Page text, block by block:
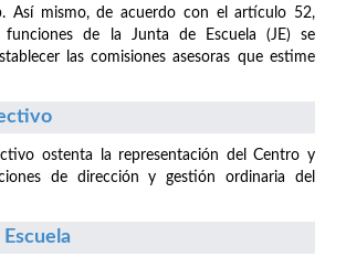
Así mismo, de acuerdo con el artículo 52,
de la Junta de Escuela (JE) se
las comisiones asesoras que estime
ostenta la representación del Centro y
de dirección y gestión ordinaria del